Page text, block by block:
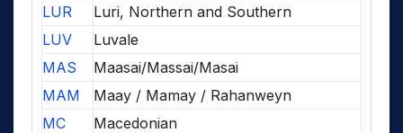
LUR
Luri, Northern and Southern
LUV
Luvale
MAS
Maasai/Massai/Masai
MAM
Maay / Mamay / Rahanweyn
MC
Macedonian